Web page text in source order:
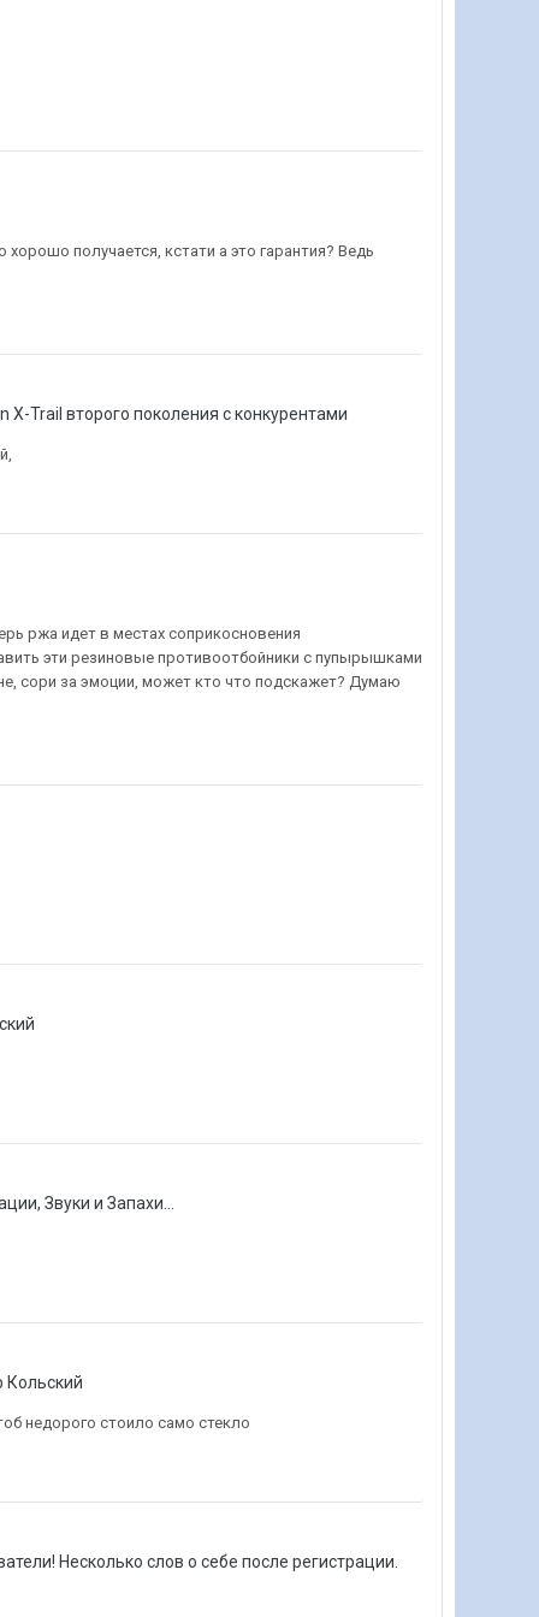
получается, кстати а это гарантия? Ведь
X-Trail второго поколения с конкурентами
ржа идет в местах соприкосновения
эти резиновые противоотбойники с пупырышками
сори за эмоции, может кто что подскажет? Думаю
Звуки и Запахи...
Кольский
недорого стоило само стекло
Несколько слов о себе после регистрации.